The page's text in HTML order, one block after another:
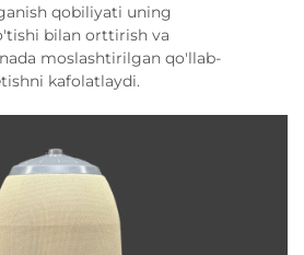
qobiliyati uning
bilan orttirish va
moslashtirilgan qo'llab-
kafolatlaydi.